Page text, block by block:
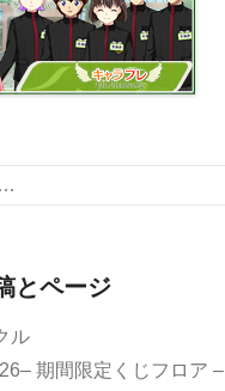
とページ
ル
期間限定くじフロア –